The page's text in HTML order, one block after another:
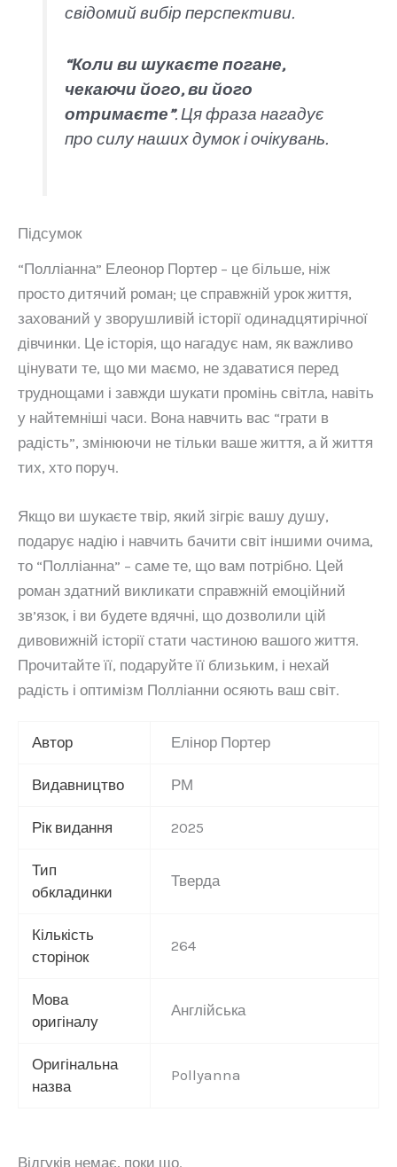
свідомий вибір перспективи.
“Коли ви шукаєте погане,
чекаючи його, ви його
отримаєте”. Ця фраза нагадує
про силу наших думок і очікувань.
Підсумок
“Полліанна” Елеонор Портер – це більше, ніж
просто дитячий роман; це справжній урок життя,
захований у зворушливій історії одинадцятирічної
дівчинки. Це історія, що нагадує нам, як важливо
цінувати те, що ми маємо, не здаватися перед
труднощами і завжди шукати промінь світла, навіть
у найтемніші часи. Вона навчить вас “грати в
радість”, змінюючи не тільки ваше життя, а й життя
тих, хто поруч.
Якщо ви шукаєте твір, який зігріє вашу душу,
подарує надію і навчить бачити світ іншими очима,
то “Полліанна” – саме те, що вам потрібно. Цей
роман здатний викликати справжній емоційний
зв’язок, і ви будете вдячні, що дозволили цій
дивовижній історії стати частиною вашого життя.
Прочитайте її, подаруйте її близьким, і нехай
радість і оптимізм Полліанни осяють ваш світ.
Автор Елінор Портер
Видавництво РМ
Рік видання 2025
Тип
обкладинки
Тверда
Кількість
сторінок
264
Мова
оригіналу
Англійська
Оригінальна
назва
Pollyanna
Відгуків немає, поки що.